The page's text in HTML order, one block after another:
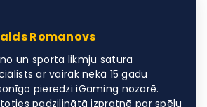
Romanovs
un sporta likmju satura
ar vairāk nekā 15 gadu
pieredzi iGaming nozarē.
padziļinātā izpratnē par spēļu